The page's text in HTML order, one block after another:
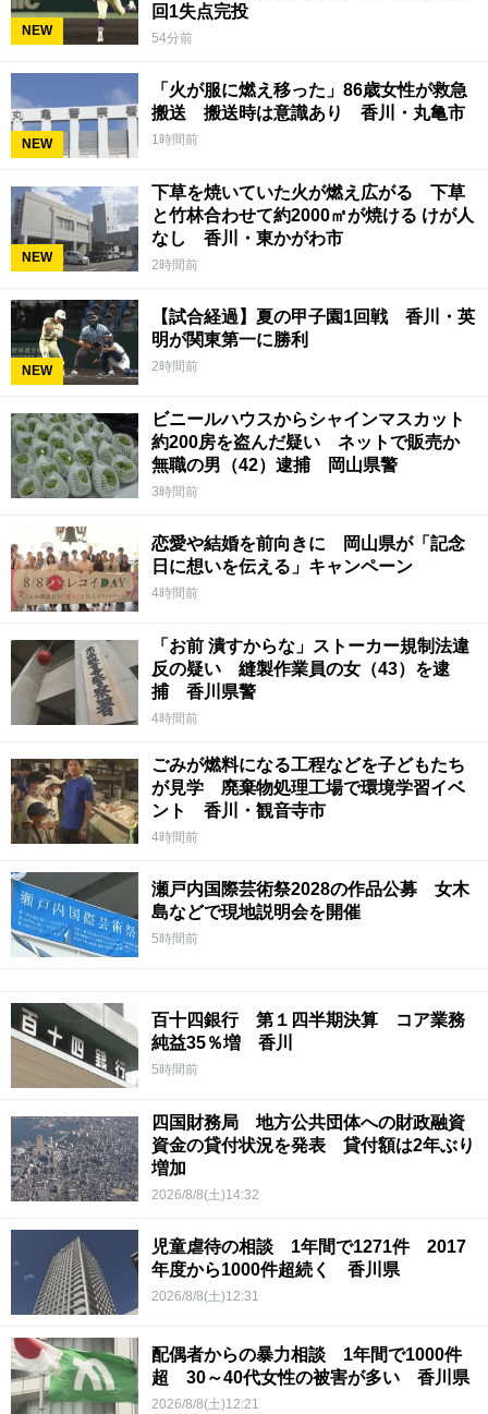
NEW
回1失点完投
54分前
NEW
「火が服に燃え移った」86歳女性が救急
搬送 搬送時は意識あり 香川・丸亀市
1時間前
NEW
下草を焼いていた火が燃え広がる 下草
と竹林合わせて約2000㎡が焼ける けが人
なし 香川・東かがわ市
2時間前
NEW
【試合経過】夏の甲子園1回戦 香川・英
明が関東第一に勝利
2時間前
ビニールハウスからシャインマスカット
約200房を盗んだ疑い ネットで販売か
無職の男（42）逮捕 岡山県警
3時間前
恋愛や結婚を前向きに 岡山県が「記念
日に想いを伝える」キャンペーン
4時間前
「お前 潰すからな」ストーカー規制法違
反の疑い 縫製作業員の女（43）を逮
捕 香川県警
4時間前
ごみが燃料になる工程などを子どもたち
が見学 廃棄物処理工場で環境学習イベ
ント 香川・観音寺市
4時間前
瀬戸内国際芸術祭2028の作品公募 女木
島などで現地説明会を開催
5時間前
百十四銀行 第１四半期決算 コア業務
純益35％増 香川
5時間前
四国財務局 地方公共団体への財政融資
資金の貸付状況を発表 貸付額は2年ぶり
増加
2026/8/8(土)14:32
児童虐待の相談 1年間で1271件 2017
年度から1000件超続く 香川県
2026/8/8(土)12:31
配偶者からの暴力相談 1年間で1000件
超 30～40代女性の被害が多い 香川県
2026/8/8(土)12:21